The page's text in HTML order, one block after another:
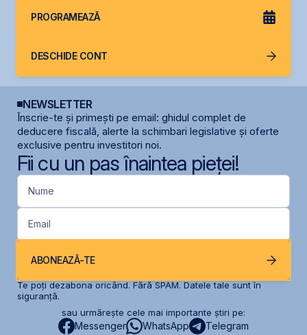
PROGRAMEAZĂ
DESCHIDE CONT
NEWSLETTER
Înscrie-te și primești pe email: ghidul complet de
deducere fiscală, alerte la schimbari legislative și oferte
exclusive pentru investitori noi.
Fii cu un pas înaintea pieței!
Nume
Email
ABONEAZĂ-TE
Te poți dezabona oricând. Fără SPAM. Datele tale sunt în
siguranță.
sau urmărește cele mai importante știri pe:
Messenger WhatsApp Telegram